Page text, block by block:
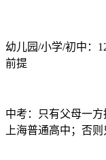
幼儿园/小学/初中：
前提
中考：只有父母一
上海普通高中；否